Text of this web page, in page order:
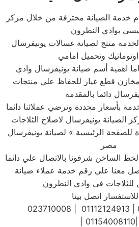
خدمة الصيانة محترفة من خلال مركز
منتج لصيانة غسالات يونيفرسال
اهمية أسم صيانة يونيفرسال وادي
قطع غيار للحفاظ علي منتجات
بأسعار محددة وترضي عملائنا دائما
الصيانة يونيفرسال لاصلاح الثلاجات
الرئيسية » لصيانة يونيفرسال
مصر
الساخن شرفونا بالاتصال علي دائما
معنا علي رقم خدمة عملاء صيانة
023710008 | 01112124913 |
| 01154008110|